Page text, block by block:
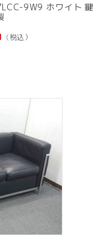
9W9 ホワイト 鍵
現
¥ 11,801
す。
(税込）